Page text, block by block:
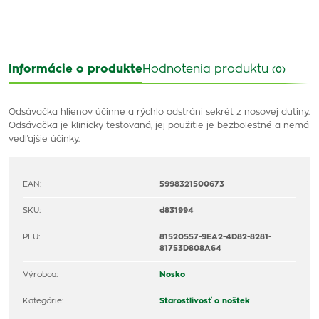
Informácie o produkteHodnotenia produktu (0)
Odsávačka hlienov účinne a rýchlo odstráni sekrét z nosovej dutiny.
Odsávačka je klinicky testovaná, jej použitie je bezbolestné a nemá
vedľajšie účinky.
EAN: 5998321500673
SKU: d831994
PLU:
81520557-9EA2-4D82-8281-
81753D808A64
Výrobca: Nosko
Kategórie: Starostlivosť o noštek